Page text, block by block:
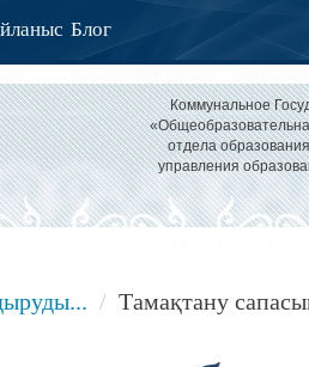
Блог
Коммунальное
отдела
управления
Тамақтану